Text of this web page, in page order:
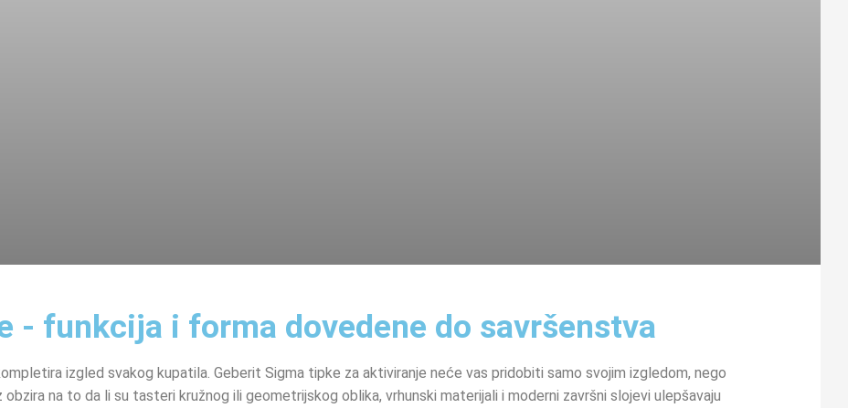
- funkcija i forma dovedene do savršenstva
izgled svakog kupatila. Geberit Sigma tipke za aktiviranje neće vas pridobiti samo svojim izgledom, nego
na to da li su tasteri kružnog ili geometrijskog oblika, vrhunski materijali i moderni završni slojevi ulepšavaju